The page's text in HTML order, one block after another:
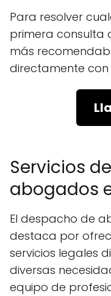
Para resolver
primera consulta
más
directamente con
Servicios
abogados
El despacho de
destaca por
servicios legales
diversas
equipo de